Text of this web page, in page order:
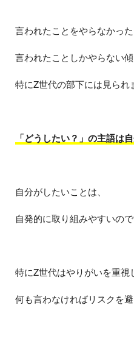
言われたことをやらなかった
言われたことしかやらない傾
特にZ世代の部下には見られ
「どうしたい？」の主語は自
自分がしたいことは、
自発的に取り組みやすいので
特にZ世代はやりがいを重視
何も言わなければリスクを避